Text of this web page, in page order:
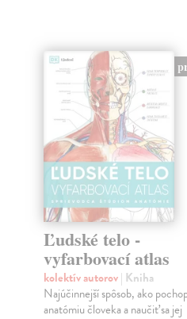
Ľudské telo -
vyfarbovací atlas
kolektív autorov| Kniha
Najúčinnejší spôsob, ako
anatómiu človeka a naučiť sa jej